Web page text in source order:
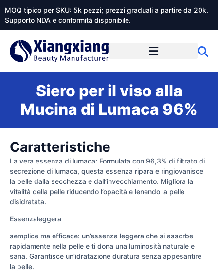
MOQ tipico per SKU: 5k pezzi; prezzi graduali a partire da 20k.
Supporto NDA e conformità disponibile.
Siero per il viso alla
Mucina di Lumaca 96%
Caratteristiche
La vera essenza di lumaca: Formulata con 96,3% di filtrato di
secrezione di lumaca, questa essenza ripara e ringiovanisce
la pelle dalla secchezza e dall’invecchiamento. Migliora la
vitalità della pelle riducendo l’opacità e lenendo la pelle
disidratata.
Essenzaleggera
semplice ma efficace: un’essenza leggera che si assorbe
rapidamente nella pelle e ti dona una luminosità naturale e
sana. Garantisce un’idratazione duratura senza appesantire
la pelle.